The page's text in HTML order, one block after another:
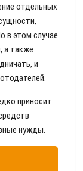
отдельных
в этом случае
а также
и
приносит
нужды.